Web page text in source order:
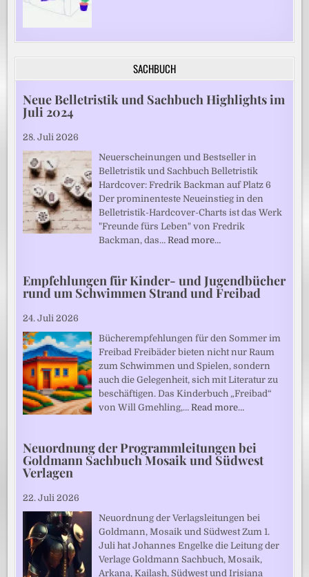
SACHBUCH
Neue Belletristik und Sachbuch Highlights im
Juli 2024
28. Juli 2026
Neuerscheinungen und Bestseller in
Belletristik und Sachbuch Belletristik
Hardcover: Fredrik Backman auf Platz 6
Der prominenteste Neueinstieg in den
Belletristik-Hardcover-Charts ist das Werk
"Freunde fürs Leben" von Fredrik
Backman, das…Read more…
Empfehlungen für Kinder- und Jugendbücher
rund um Schwimmen Strand und Freibad
24. Juli 2026
Bücherempfehlungen für den Sommer im
Freibad Freibäder bieten nicht nur Raum
zum Schwimmen und Spielen, sondern
auch die Gelegenheit, sich mit Literatur zu
beschäftigen. Das Kinderbuch „Freibad“
von Will Gmehling,…Read more…
Neuordnung der Programmleitungen bei
Goldmann Sachbuch Mosaik und Südwest
Verlagen
22. Juli 2026
Neuordnung der Verlagsleitungen bei
Goldmann, Mosaik und Südwest Zum 1.
Juli hat Johannes Engelke die Leitung der
Verlage Goldmann Sachbuch, Mosaik,
Arkana, Kailash, Südwest und Irisiana